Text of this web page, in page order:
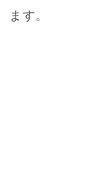
ます。